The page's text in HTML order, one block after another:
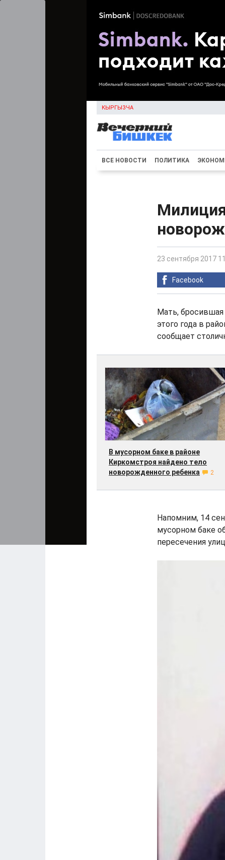
КЫРГЫЗЧА
ВСЕ НОВОСТИ ПОЛИТИКА
23 сентября 2017
Facebook
Мать, бросившая
этого года в
сообщает
В мусорном баке в районе
Киркомстроя найдено тело
новорожденного ребенка
2
Напомним, 14
мусорном баке
пересечения